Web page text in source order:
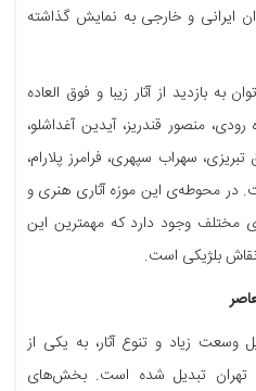
هنرمندان ایرانی و خارجی به نمایش گذاشته
به بازدید از آثار زیبا و فوق العاده
منصور قندریز، آیدین آغداشلو،
سهراب سپهری، فرامرز پلارام،
در محوطه‌ی این موزه آثاری هنری و
مختلف وجود دارد که مهمترین این
نقاش بلژیکی است.
وسعت زیاد و تنوع آثار، به یکی از
تهران تبدیل شده است. بخش‌های